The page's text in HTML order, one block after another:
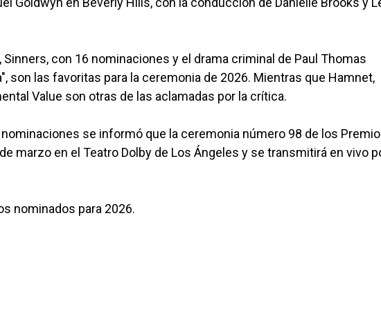
Sinners, con 16 nominaciones y el drama criminal de Paul Thomas
son las favoritas para la ceremonia de 2026. Mientras que Hamnet,
Value son otras de las aclamadas por la crítica.
se informó que la ceremonia número 98 de los
marzo en el Teatro Dolby de Los Ángeles y se transmitirá en vivo
nominados para 2026.